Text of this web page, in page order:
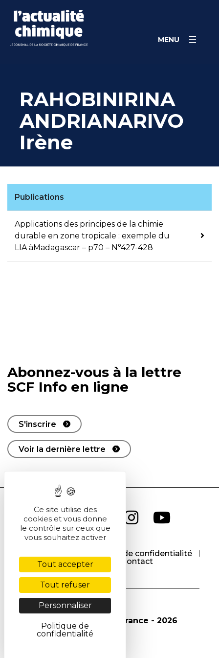
content
MENU
RAHOBINIRINA
ANDRIANARIVO
Irène
Publications
Applications des principes de la chimie
durable en zone tropicale : exemple du
LIA àMadagascar – p70 – N°427-428
Abonnez-vous à la lettre
SCF Info en ligne
S'inscrire
Voir la dernière lettre
Politique de confidentialité
Cookies
Contact
© Société Chimique de France - 2026
Ce site utilise des
cookies et vous donne
le contrôle sur ceux que
vous souhaitez activer
Tout accepter
Tout refuser
Personnaliser
Politique de
confidentialité